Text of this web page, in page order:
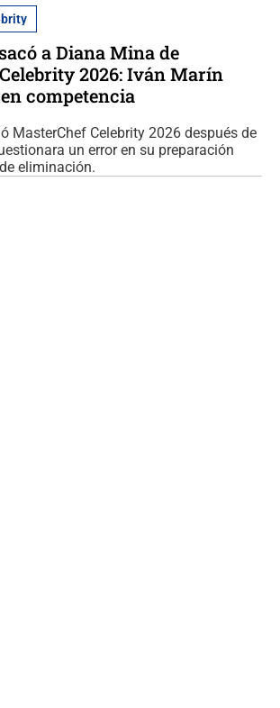
a Diana Mina de
2026: Iván Marín
competencia
MasterChef Celebrity 2026 después de
un error en su preparación
eliminación.